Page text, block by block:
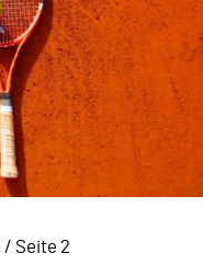
/ Seite 2